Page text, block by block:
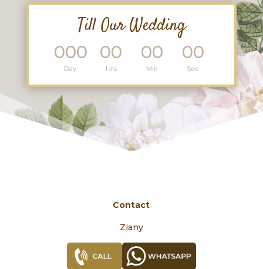
Till Our Wedding
000
Day
00
Hrs
00
Min
00
Sec
Contact
Ziany